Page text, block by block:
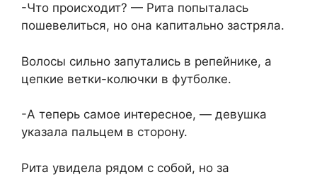
-Что происходит? — Рита попыталась
пошевелиться, но она капитально застряла.
Волосы сильно запутались в репейнике, а
цепкие ветки-колючки в футболке.
-А теперь самое интересное, — девушка
указала пальцем в сторону.
Рита увидела рядом с собой, но за